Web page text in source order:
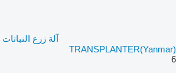
TRANSPLANTER(Yanmar)
6